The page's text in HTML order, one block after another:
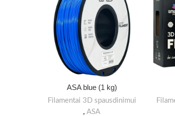
ASA blue (1 kg)
Filamentai 3D spausdinimui
,ASA